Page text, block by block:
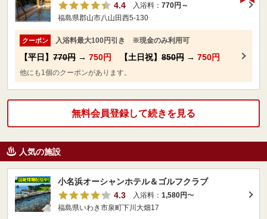
4.4
入浴料： 770円～
福島県郡山市八山田西5-130
クーポン 入浴料最大100円引き ※現金のみ利用可
【平日】 770円 → 750円 【土日祝】 850円 → 750円
他にも1個のクーポンがあります。
無料会員登録して続きを見る
人気の施設
小名浜オーシャンホテル＆ゴルフクラブ
4.3
入浴料： 1,580円〜
福島県いわき市泉町下川大畑17